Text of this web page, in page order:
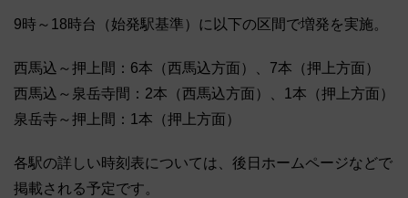
9時～18時台（始発駅基準）に以下の区間で増発を実施。
西馬込～押上間：6本（西馬込方面）、7本（押上方面）
西馬込～泉岳寺間：2本（西馬込方面）、1本（押上方面）
泉岳寺～押上間：1本（押上方面）
各駅の詳しい時刻表については、後日ホームページなどで
掲載される予定です。